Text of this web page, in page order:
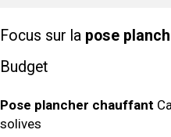
Focus sur la pose
Budget
Pose plancher chauffant
solives